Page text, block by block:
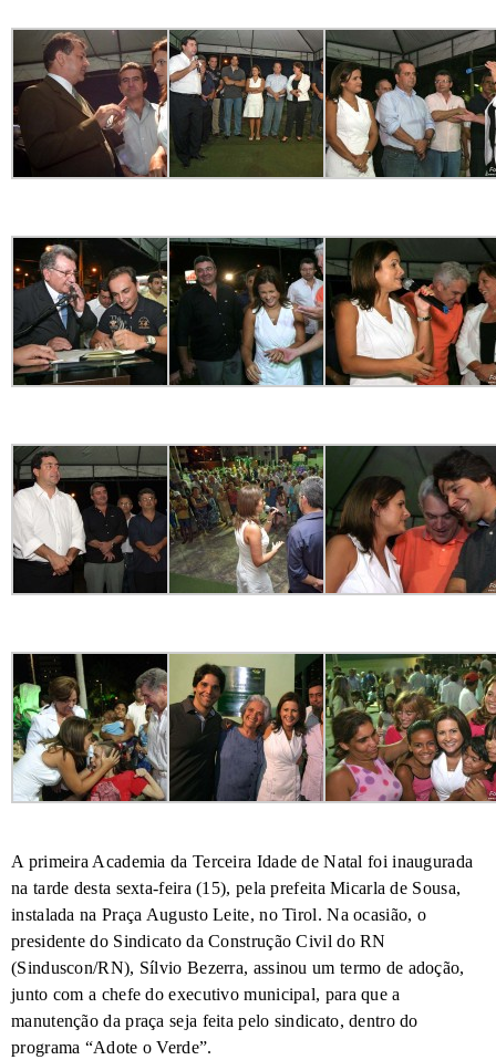
A primeira Academia da Terceira Idade de Natal foi inaugurada
na tarde desta sexta-feira (15), pela prefeita Micarla de Sousa,
instalada na Praça Augusto Leite, no Tirol. Na ocasião, o
presidente do Sindicato da Construção Civil do RN
(Sinduscon/RN), Sílvio Bezerra, assinou um termo de adoção,
junto com a chefe do executivo municipal, para que a
manutenção da praça seja feita pelo sindicato, dentro do
programa “Adote o Verde”.